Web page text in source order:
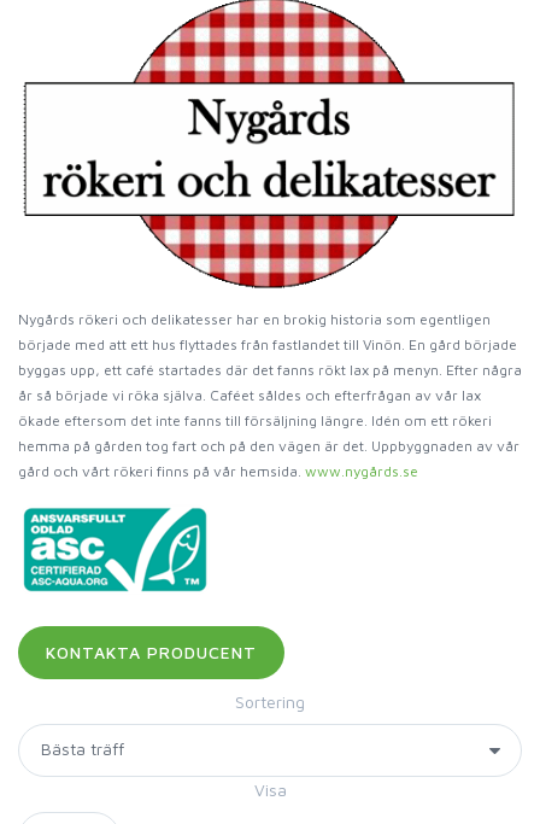
Nygårds rökeri och delikatesser har en brokig historia som egentligen
började med att ett hus flyttades från fastlandet till Vinön. En gård började
byggas upp, ett café startades där det fanns rökt lax på menyn. Efter några
år så började vi röka själva. Caféet såldes och efterfrågan av vår lax
ökade eftersom det inte fanns till försäljning längre. Idén om ett rökeri
hemma på gården tog fart och på den vägen är det. Uppbyggnaden av vår
gård och vårt rökeri finns på vår hemsida. www.nygårds.se
Sortering
Visa